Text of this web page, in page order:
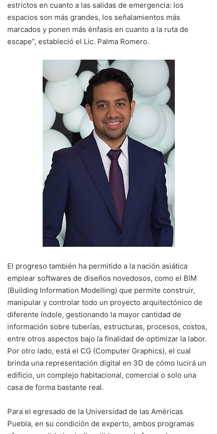
estrictos en cuanto a las salidas de emergencia: los
espacios son más grandes, los señalamientos más
marcados y ponen más énfasis en cuanto a la ruta de
escape”, estableció el Lic. Palma Romero.
El progreso también ha permitido a la nación asiática
emplear softwares de diseños novedosos, como el BIM
(Building Information Modelling) que permite construir,
manipular y controlar todo un proyecto arquitectónico de
diferente índole, gestionando la mayor cantidad de
información sobre tuberías, estructuras, procesos, costos,
entre otros aspectos bajo la finalidad de optimizar la labor.
Por otro lado, está el CG (Computer Graphics), el cual
brinda una representación digital en 3D de cómo lucirá un
edificio, un complejo habitacional, comercial o solo una
casa de forma bastante real.
Para el egresado de la Universidad de las Américas
Puebla, en su condición de experto, ambos programas